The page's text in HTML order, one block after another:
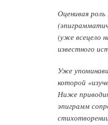
Оценивая
(уже всецело
известного
Уже
которой
Ниже
эпиграмм